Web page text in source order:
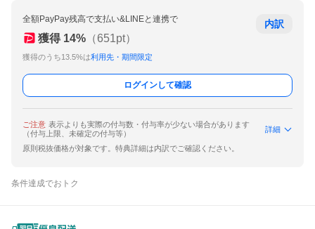
全額PayPay残高で支払い&LINEと連携で
獲得 14% （651pt）
獲得のうち13.5%は利用先・期間限定
内訳
ログインして確認
ご注意 表示よりも実際の付与数・付与率が少ない場合があります
（付与上限、未確定の付与等）
詳細
原則税抜価格が対象です。特典詳細は内訳でご確認ください。
条件達成でおトク